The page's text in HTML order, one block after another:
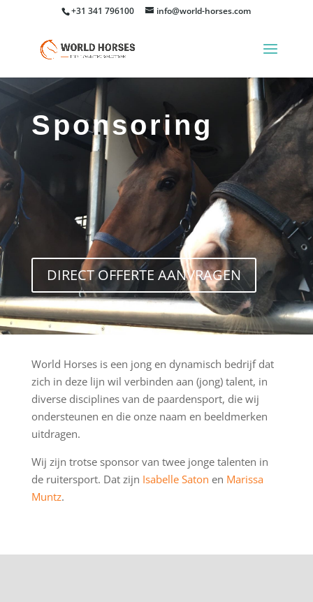
+31 341 796100 info@world-horses.com
Sponsoring
DIRECT OFFERTE AANVRAGEN
World Horses is een jong en dynamisch bedrijf dat
zich in deze lijn wil verbinden aan (jong) talent, in
diverse disciplines van de paardensport, die wij
ondersteunen en die onze naam en beeldmerken
uitdragen.
Wij zijn trotse sponsor van twee jonge talenten in
de ruitersport. Dat zijn Isabelle Saton en Marissa
Muntz.